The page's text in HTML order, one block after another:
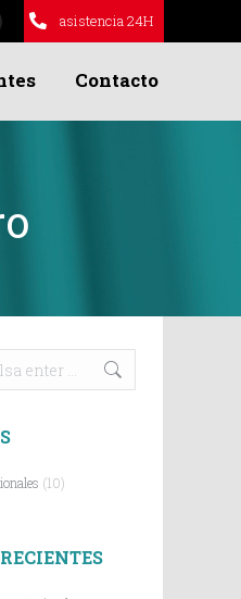
asistencia 24H
Contacto
(10)